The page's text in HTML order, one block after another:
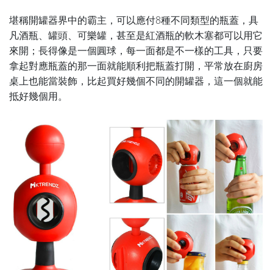
堪稱開罐器界中的霸主，可以應付8種不同類型的瓶蓋，具
凡酒瓶、罐頭、可樂罐，甚至是紅酒瓶的軟木塞都可以用它
來開；長得像是一個圓球，每一面都是不一樣的工具，只要
拿起對應瓶蓋的那一面就能順利把瓶蓋打開，平常放在廚房
桌上也能當裝飾，比起買好幾個不同的開罐器，這一個就能
抵好幾個用。